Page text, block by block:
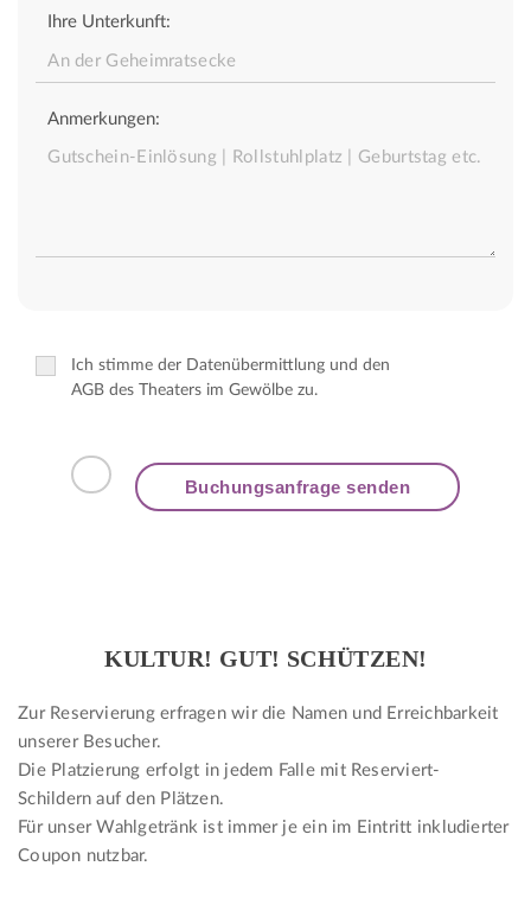
Ihre Unterkunft:
Anmerkungen:
Ich stimme der Datenübermittlung und den
AGB des Theaters im Gewölbe zu.
KULTUR! GUT! SCHÜTZEN!
Zur Reservierung erfragen wir die Namen und Erreichbarkeit
unserer Besucher.
Die Platzierung erfolgt in jedem Falle mit Reserviert-
Schildern auf den Plätzen.
Für unser Wahlgetränk ist immer je ein im Eintritt inkludierter
Coupon nutzbar.